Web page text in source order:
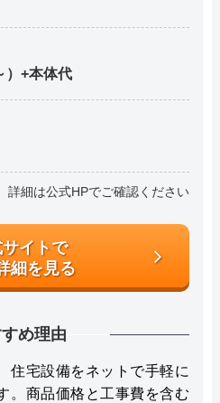
）+本体代
詳細は公式HPでご確認ください
イトで
細を見る
め理由
住宅設備をネットで手軽に
。商品価格と工事費を含む